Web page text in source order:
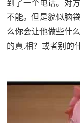
到了一个电话。对
不能。但是貌似脑
么你会让他做些什
的真.相？或者别的